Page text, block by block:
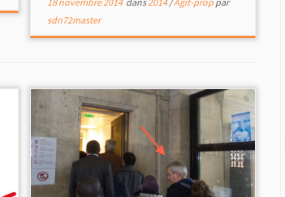
sdn72master